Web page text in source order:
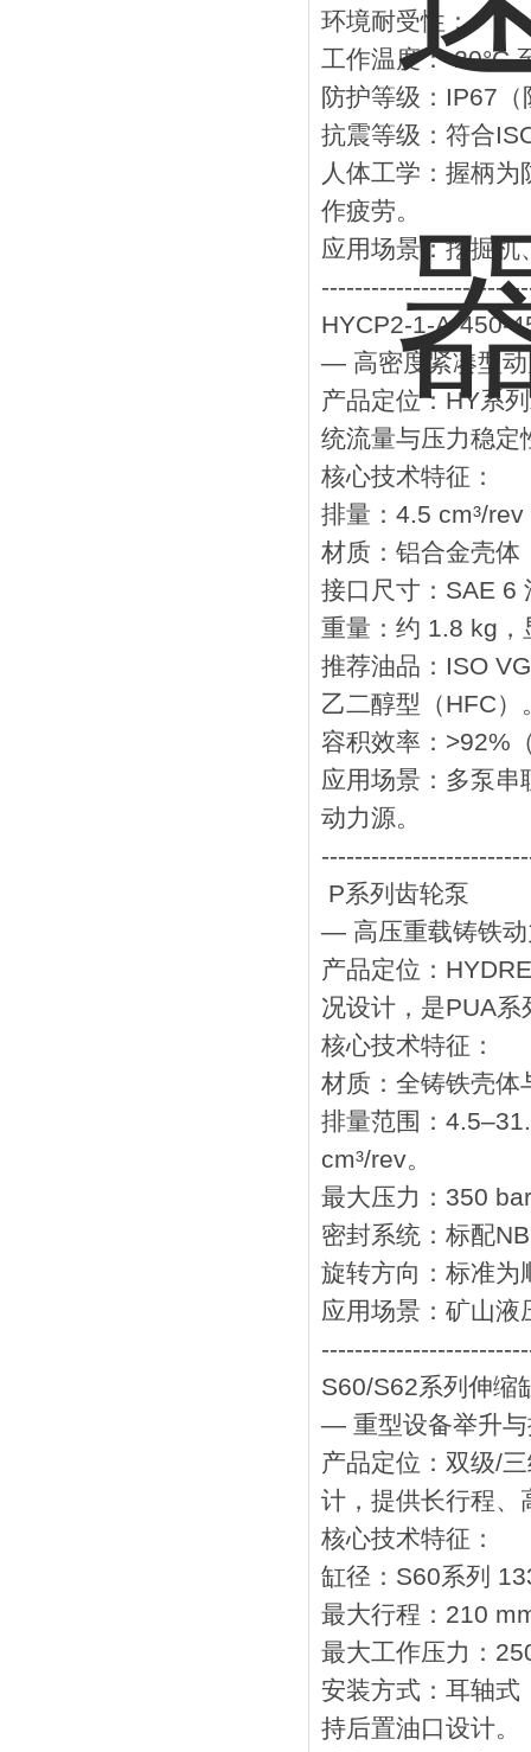
‌环境耐受性‌：
工作温度：‌-20°C
防护等级：‌IP67‌
抗震等级：符合
人体工学‌：握柄
作疲劳。
应用场景‌：挖掘机
HYCP2-1-A-450-
— 高密度紧凑型动
产品定位‌：HY系
统流量与压力稳定
‌核心技术特征‌：
排量‌：‌4.5 cm³/
材质‌：‌铝合金壳体‌
接口尺寸‌：‌SAE 6‌
重量‌：约 ‌1.8 kg‌
推荐油品‌：‌ISO
乙二醇型（HFC）
容积效率‌：>92%
应用场景‌：多泵串
动力源。
P系列齿轮泵
— 高压重载铸铁动
产品定位‌：
况设计，是PUA
‌核心技术特征‌：
材质‌：‌全铸铁壳体
排量范围‌：‌
cm³/rev‌。
最大压力‌：‌350
密封系统‌：标配‌
旋转方向‌：标准为
应用场景‌：矿山液
S60/S62系列伸缩
— 重型设备举升与
产品定位‌：双级/
计，提供长行程、
‌核心技术特征‌：
缸径‌：S60系列
最大行程‌：‌210
最大工作压力‌：‌
安装方式‌：‌耳轴
持‌后置油口‌设计。